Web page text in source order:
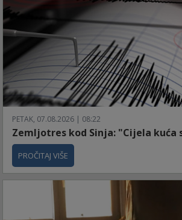
PETAK, 07.08.2026 | 08:22
Zemljotres kod Sinja: "Cijela kuća
PROČITAJ VIŠE